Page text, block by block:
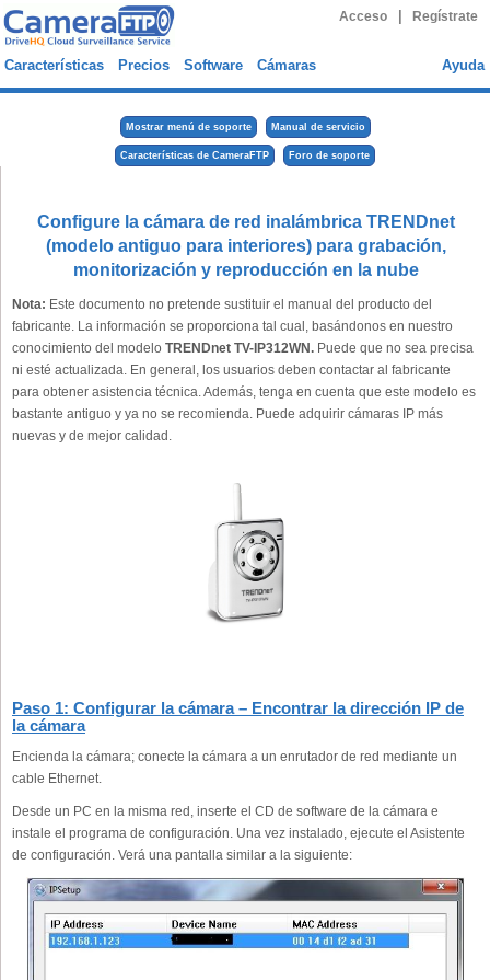
Acceso Regístrate
Características Precios Software Cámaras Ayuda
Mostrar menú de soporte Manual de servicio
Características de CameraFTP Foro de soporte
Configure la cámara de red inalámbrica TRENDnet
(modelo antiguo para interiores) para grabación,
monitorización y reproducción en la nube
Nota: Este documento no pretende sustituir el manual del producto del
fabricante. La información se proporciona tal cual, basándonos en nuestro
conocimiento del modelo TRENDnet TV-IP312WN. Puede que no sea precisa
ni esté actualizada. En general, los usuarios deben contactar al fabricante
para obtener asistencia técnica. Además, tenga en cuenta que este modelo es
bastante antiguo y ya no se recomienda. Puede adquirir cámaras IP más
nuevas y de mejor calidad.
Paso 1: Configurar la cámara – Encontrar la dirección IP de
la cámara
Encienda la cámara; conecte la cámara a un enrutador de red mediante un
cable Ethernet.
Desde un PC en la misma red, inserte el CD de software de la cámara e
instale el programa de configuración. Una vez instalado, ejecute el Asistente
de configuración. Verá una pantalla similar a la siguiente: